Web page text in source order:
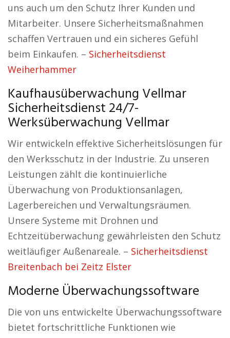
uns auch um den Schutz Ihrer Kunden und
Mitarbeiter. Unsere Sicherheitsmaßnahmen
schaffen Vertrauen und ein sicheres Gefühl
beim Einkaufen. – Sicherheitsdienst
Weiherhammer
Kaufhausüberwachung Vellmar
Sicherheitsdienst 24/7-
Werksüberwachung Vellmar
Wir entwickeln effektive Sicherheitslösungen für
den Werksschutz in der Industrie. Zu unseren
Leistungen zählt die kontinuierliche
Überwachung von Produktionsanlagen,
Lagerbereichen und Verwaltungsräumen.
Unsere Systeme mit Drohnen und
Echtzeitüberwachung gewährleisten den Schutz
weitläufiger Außenareale. – Sicherheitsdienst
Breitenbach bei Zeitz Elster
Moderne Überwachungssoftware
Die von uns entwickelte Überwachungssoftware
bietet fortschrittliche Funktionen wie